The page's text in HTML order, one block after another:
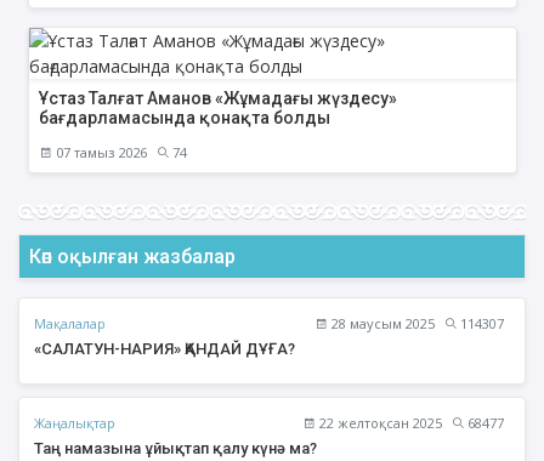
Ұстаз Талғат Аманов «Жұмадағы жүздесу»
бағдарламасында қонақта болды
07 тамыз 2026 74
Көп оқылған жазбалар
Мақалалар 28 маусым 2025
114307
«САЛАТУН-НАРИЯ» ҚАНДАЙ ДҰҒА?
Жаңалықтар 22 желтоқсан 2025
68477
Таң намазына ұйықтап қалу күнә ма?